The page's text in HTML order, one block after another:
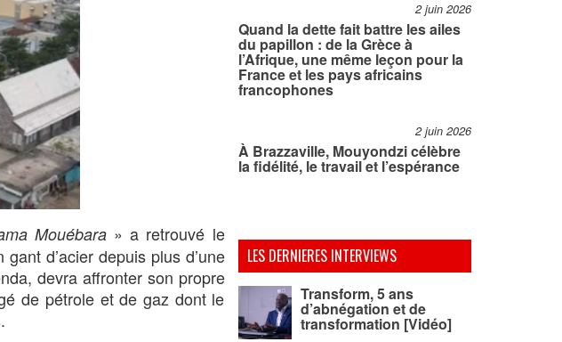
Mouébara» a retrouvé le
d’acier depuis plus d’une
devra affronter son propre
de pétrole et de gaz dont le
2 juin 2026
Quand la dette fait battre les ailes
du papillon : de la Grèce à
l’Afrique, une même leçon pour la
France et les pays africains
francophones
2 juin 2026
À Brazzaville, Mouyondzi célèbre
la fidélité, le travail et l’espérance
LES DERNIERES INTERVIEWS
Transform, 5 ans
d’abnégation et de
transformation [Vidéo]